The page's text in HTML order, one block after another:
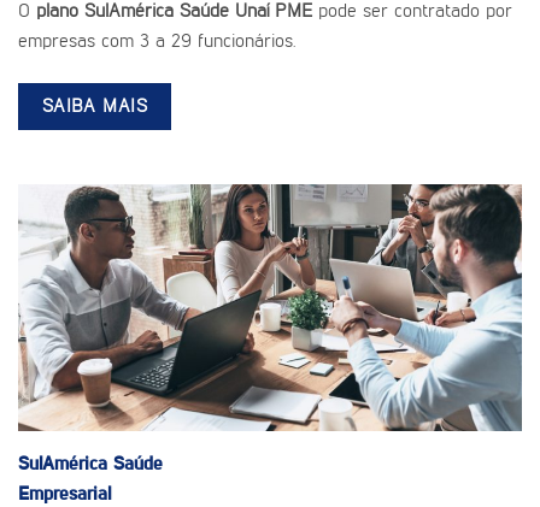
O plano SulAmérica Saúde Unaí PME pode ser contratado por
empresas com 3 a 29 funcionários.
SAIBA MAIS
SulAmérica Saúde
Empresarial